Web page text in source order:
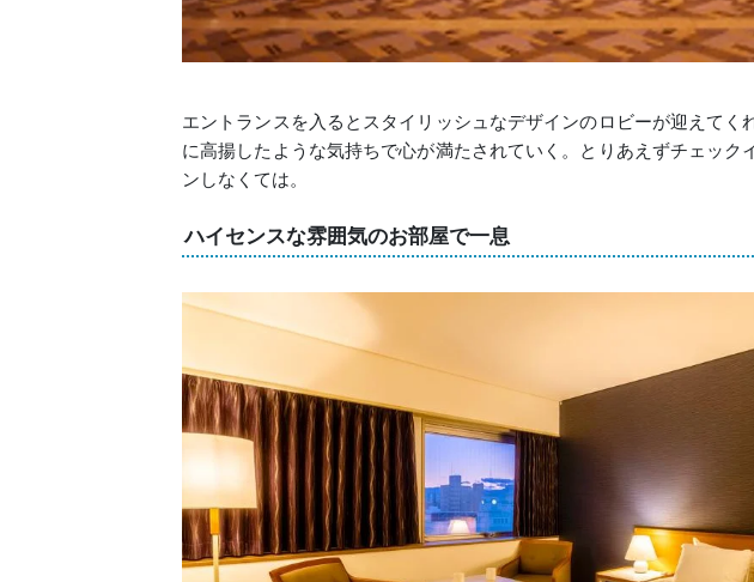
エントランスを入るとスタイリッシュなデザインのロビーが迎えてく
に高揚したような気持ちで心が満たされていく。とりあえずチェック
ンしなくては。
ハイセンスな雰囲気のお部屋で一息